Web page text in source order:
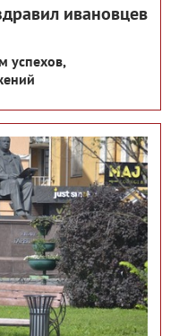
ивановцев
успехов,